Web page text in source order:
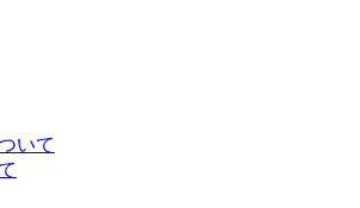
いて